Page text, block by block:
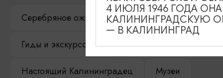
Серебряное ожерелье Электронная виза
Гиды и экскурсоводы
Настоящий Калининградец Музеи
4 ИЮЛЯ 1946 ГОДА
КАЛИНИНГРАДСКУЮ
— В КАЛИНИНГРАД